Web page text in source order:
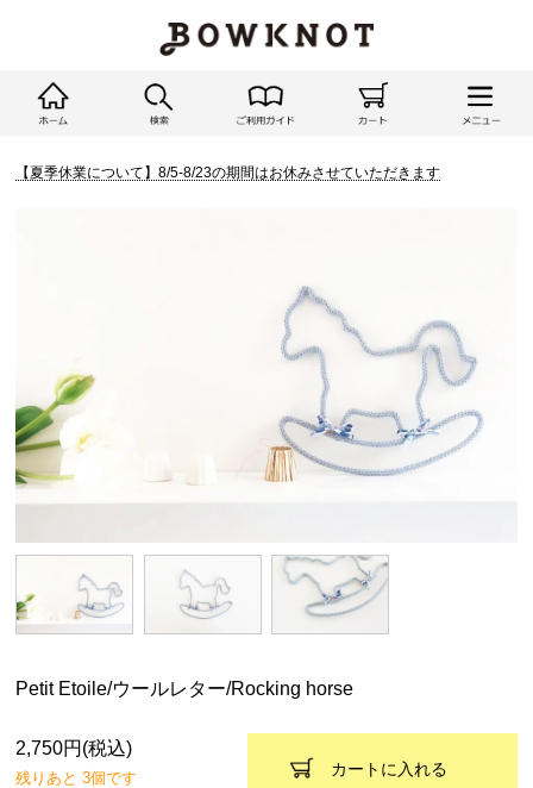
【夏季休業について】8/5-8/23の期間はお休みさせていただきます
Petit Etoile/ウールレター/Rocking horse
2,750円(税込)
残りあと 3個です
カートに入れる